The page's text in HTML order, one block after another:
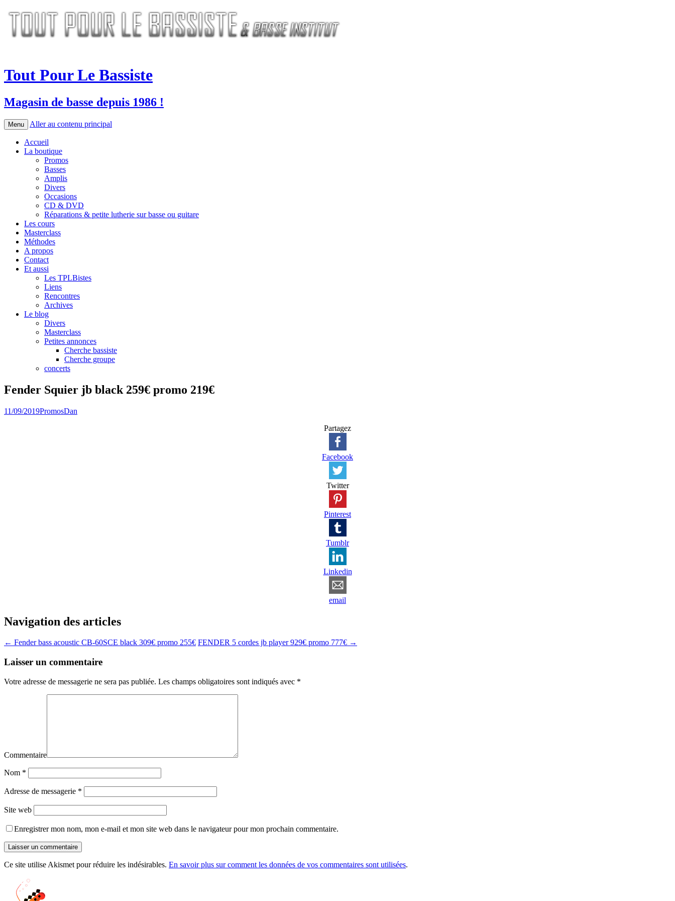
Tout Pour Le Bassiste
Magasin de basse depuis 1986 !
Menu Aller au contenu principal
Accueil
La boutique
Promos
Basses
Amplis
Divers
Occasions
CD & DVD
Réparations & petite lutherie sur basse ou guitare
Les cours
Masterclass
Méthodes
A propos
Contact
Et aussi
Les TPLBistes
Liens
Rencontres
Archives
Le blog
Divers
Masterclass
Petites annonces
Cherche bassiste
Cherche groupe
concerts
Fender Squier jb black 259€ promo 219€
11/09/2019PromosDan
Partagez
Facebook
Twitter
Pinterest
Tumblr
Linkedin
email
Navigation des articles
← Fender bass acoustic CB-60SCE black 309€ promo 255€ FENDER 5 cordes jb player 929€ promo 777€ →
Laisser un commentaire
Votre adresse de messagerie ne sera pas publiée. Les champs obligatoires sont indiqués avec *
Commentaire
Nom *
Adresse de messagerie *
Site web
Enregistrer mon nom, mon e-mail et mon site web dans le navigateur pour mon prochain commentaire.
Ce site utilise Akismet pour réduire les indésirables. En savoir plus sur comment les données de vos commentaires sont utilisées.